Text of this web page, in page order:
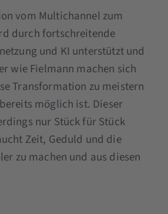
vom Multichannel zum
durch fortschreitende
und KI unterstützt und
wie Fielmann machen sich
Transformation zu meistern
möglich ist. Dieser
nur Stück für Stück
Zeit, Geduld und die
zu machen und aus diesen